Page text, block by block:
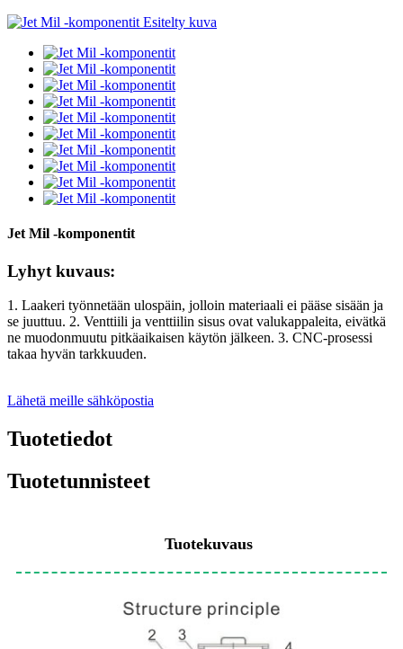
Jet Mil -komponentit
Lyhyt kuvaus:
1. Laakeri työnnetään ulospäin, jolloin materiaali ei pääse sisään ja
se juuttuu. 2. Venttiili ja venttiilin sisus ovat valukappaleita, eivätkä
ne muodonmuutu pitkäaikaisen käytön jälkeen. 3. CNC-prosessi
takaa hyvän tarkkuuden.
Lähetä meille sähköpostia
Tuotetiedot
Tuotetunnisteet
Tuotekuvaus